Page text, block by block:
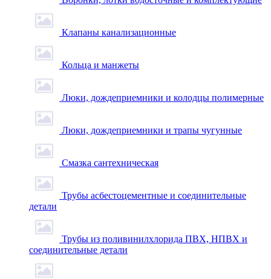
Клапаны канализационные
Кольца и манжеты
Люки, дождеприемники и колодцы полимерные
Люки, дождеприемники и трапы чугунные
Смазка сантехническая
Трубы асбестоцементные и соединительные
детали
Трубы из поливинилхлорида ПВХ, НПВХ и
соединительные детали